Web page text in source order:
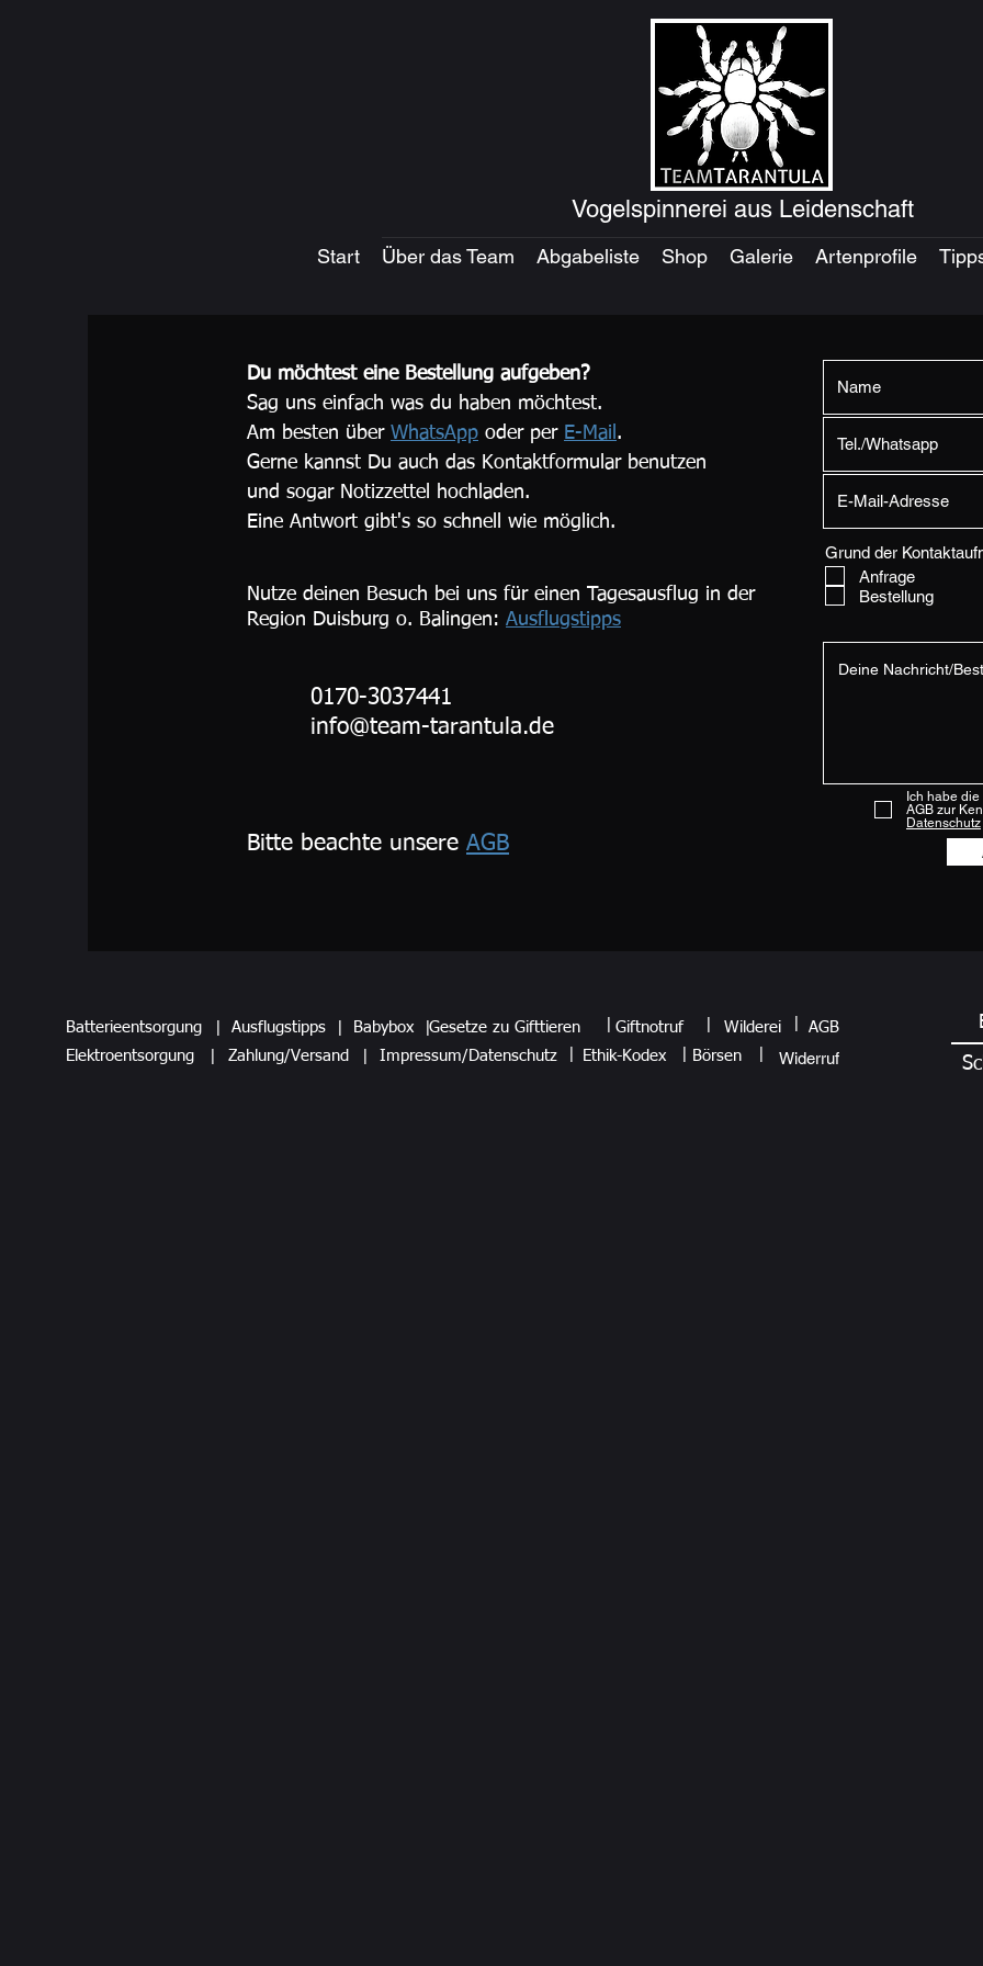
Vogelspinnerei aus Leidenschaft
Start Über das Team Abgabeliste Shop Galerie Artenprofile
Du möchtest eine Bestellung aufgeben?
Sag uns einfach was du haben möchtest.
Am besten über WhatsApp oder per E-Mail .
Gerne kannst Du auch das Kontaktformular benutzen
und sogar Notizzettel hochladen.
Eine Antwort gibt's so schnell wie möglich.
Nutze deinen Besuch bei uns für einen Tagesausflug in der
Region Duisburg o. Balingen: Ausflugstipps
0170-3037441
info@team-tarantula.de
Bitte beachte unsere AGB
Grund der
Anfrage
Bestellung
Ich habe
AGB zur
Datenschutz
Batterieentsorgung
Elektroentsorgung
Ausflugstipps Babybox Gesetze zu Gifttieren
|
Giftnotruf
Zahlung/Versand
Impressum/Datenschutz Ethik-Kodex
Wilderei
AGB
Börsen
Widerruf